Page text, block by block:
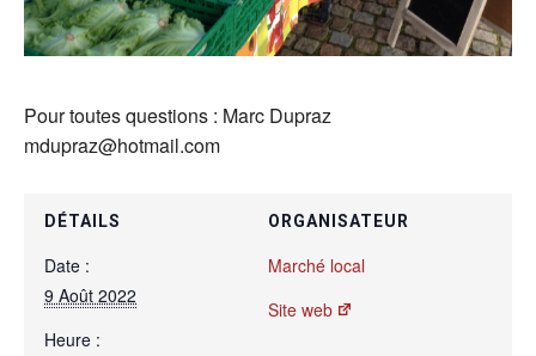
Pour toutes questions : Marc Dupraz
mdupraz@hotmail.com
DÉTAILS
Date :
9 Août 2022
Heure :
ORGANISATEUR
Marché local
Site web